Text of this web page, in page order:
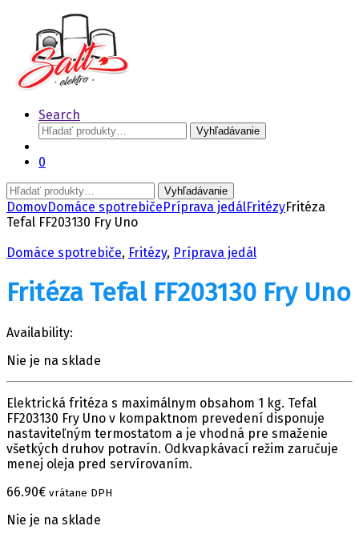
Search
Hľadať:
Vyhľadávanie
0
Hľadať:
Vyhľadávanie
DomovDomáce spotrebičePríprava jedálFritézyFritéza
Tefal FF203130 Fry Uno
Domáce spotrebiče, Fritézy, Príprava jedál
Fritéza Tefal FF203130 Fry Uno
Availability:
Nie je na sklade
Elektrická fritéza s maximálnym obsahom 1 kg. Tefal
FF203130 Fry Uno v kompaktnom prevedení disponuje
nastaviteľným termostatom a je vhodná pre smaženie
všetkých druhov potravín. Odkvapkávací režim zaručuje
menej oleja pred servírovaním.
66.90€ vrátane DPH
Nie je na sklade